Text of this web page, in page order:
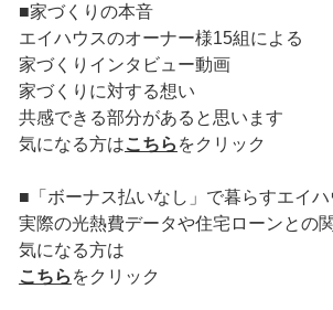
■家づくりの本音
エイハウスのオーナー様15組による
家づくりインタビュー動画
家づくりに対する想い
共感できる部分があると思います
気になる方はこちら をクリック
■「ボーナス払いなし」で暮らすエイ
実際の光熱費データや住宅ローンとの
気になる方は
こちら をクリック